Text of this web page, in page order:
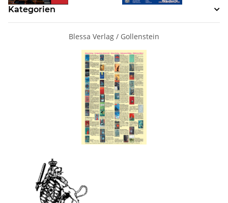
Kategorien
Blessa Verlag / Gollenstein